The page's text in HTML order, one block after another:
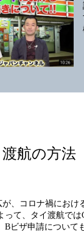
航の方法
、コロナ禍におけ
って、タイ渡航で
Bビザ申請につい